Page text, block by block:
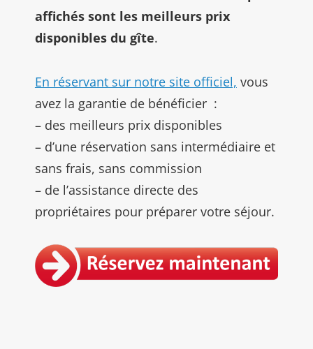
affichés sont les meilleurs prix
disponibles du gîte.
En réservant sur notre site officiel, vous
avez la garantie de bénéficier :
– des meilleurs prix disponibles
– d’une réservation sans intermédiaire et
sans frais, sans commission
– de l’assistance directe des
propriétaires pour préparer votre séjour.